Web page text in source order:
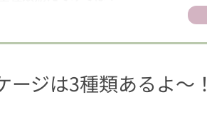
ージは3種類あるよ～！